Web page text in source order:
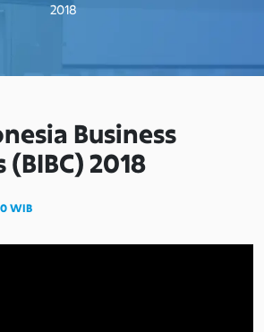
2018
Business
2018
WIB